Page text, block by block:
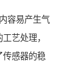
容易产生气
艺处理，
传感器的稳